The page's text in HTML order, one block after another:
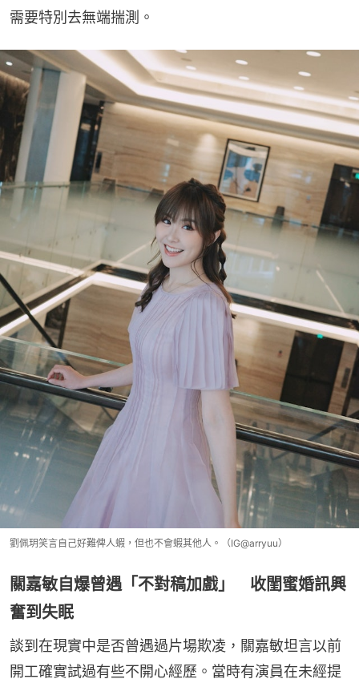
需要特別去無端揣測。
劉佩玥笑言自己好難俾人蝦，但也不會蝦其他人。（IG@arryuu）
關嘉敏自爆曾遇「不對稿加戲」 收閨蜜婚訊興
奮到失眠
談到在現實中是否曾遇過片場欺凌，關嘉敏坦言以前
開工確實試過有些不開心經歷。當時有演員在未經提